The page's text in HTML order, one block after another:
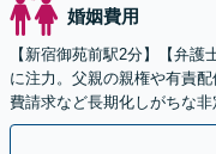
婚姻費用
【新宿御苑前駅2分】【弁
に注力。父親の親権や有責
費請求など長期化しがちな
ます。【初回相談30分無料